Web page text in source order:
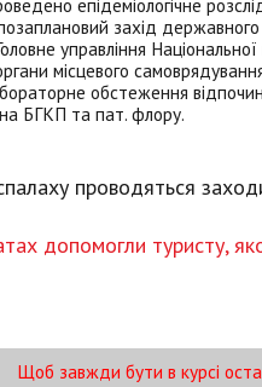
захід
управління Національної
місцевого
обстеження
на БГКП та пат. флору.
проводяться
допомогли туристу,
Щоб завжди бути в курсі